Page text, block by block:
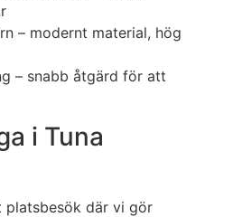
– modernt material, hög
– snabb åtgärd för att
i Tuna
platsbesök där vi gör